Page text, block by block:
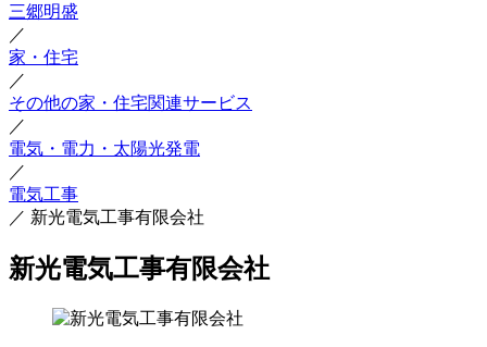
三郷明盛
／
家・住宅
／
その他の家・住宅関連サービス
／
電気・電力・太陽光発電
／
電気工事
／ 新光電気工事有限会社
新光電気工事有限会社